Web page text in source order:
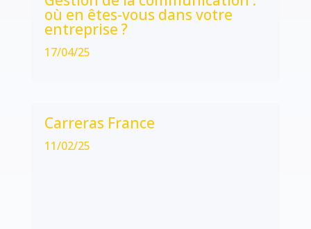
où en êtes-vous dans votre
entreprise ?
17/04/25
Carreras France
11/02/25